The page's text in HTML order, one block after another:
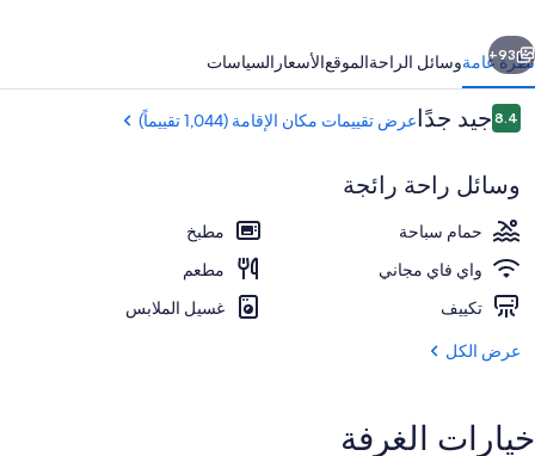
يتم تقديم الإفطار والعشاء
التالي
93+
نظرة عامةوسائل الراحةالموقعالأسعار السياسات
التقييمات
8.48.4 من 10جيد جدًاعرض تقييمات مكان الإقامة (1,044 تقييماً)
وسائل راحة رائجة
حمام سباحة
مطبخ
واي فاي مجاني
مطعم
تكييف
غسيل الملابس
عرض الكل
خيارات الغرفة